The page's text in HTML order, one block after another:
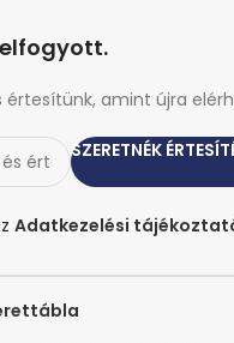
amint újra
SZERETNÉK
Adatkezelési